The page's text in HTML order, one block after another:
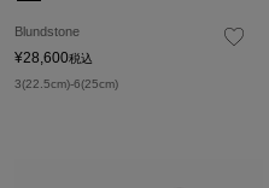
Blundstone
¥28,600税込
3(22.5cm)-6(25cm)